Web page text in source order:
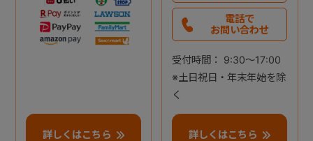
詳しくはこちら
電話で
お問い合わせ
受付時間： 9:30～17:00
※土日祝日・年末年始を除
く
詳しくはこちら